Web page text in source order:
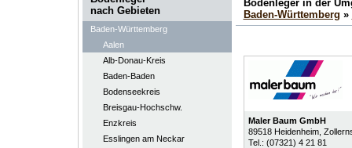
nach Gebieten
Baden-Württemberg
Aalen
Alb-Donau-Kreis
Baden-Baden
Bodenseekreis
Breisgau-Hochschw.
Enzkreis
Esslingen am Neckar
Bodenleger in der
Baden-Württemberg »
Maler Baum GmbH
89518 Heidenheim,
Tel.: (07321) 4 21 81